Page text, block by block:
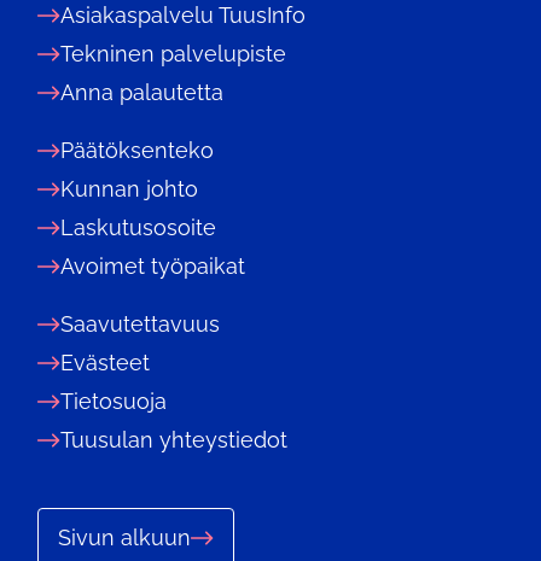
Asiakaspalvelu TuusInfo
Tekninen palvelupiste
Anna palautetta
Päätöksenteko
Kunnan johto
Laskutusosoite
Avoimet työpaikat
Saavutettavuus
Evästeet
Tietosuoja
Tuusulan yhteystiedot
Sivun alkuun